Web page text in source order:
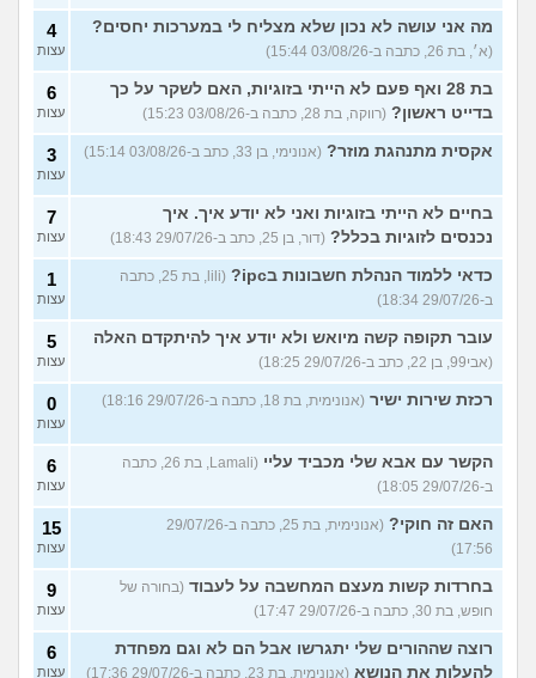
מה אני עושה לא נכון שלא מצליח לי במערכות יחסים?
(א׳, בת 26, כתבה ב-03/08/26 15:44)
4
עצות
בת 28 ואף פעם לא הייתי בזוגיות, האם לשקר על כך
בדייט ראשון? (רווקה, בת 28, כתבה ב-03/08/26 15:23)
6
עצות
אקסית מתנהגת מוזר? (אנונימי, בן 33, כתב ב-03/08/26 15:14) 3
עצות
בחיים לא הייתי בזוגיות ואני לא יודע איך. איך
נכנסים לזוגיות בכלל? (דור, בן 25, כתב ב-29/07/26 18:43)
7
עצות
כדאי ללמוד הנהלת חשבונות בipc?
(lili, בת 25, כתבה
ב-29/07/26 18:34)
1
עצות
עובר תקופה קשה מיואש ולא יודע איך להיתקדם האלה
(אבי99, בן 22, כתב ב-29/07/26 18:25)
5
עצות
רכזת שירות ישיר (אנונימית, בת 18, כתבה ב-29/07/26 18:16) 0
עצות
הקשר עם אבא שלי מכביד עליי
(Lamali, בת 26, כתבה
ב-29/07/26 18:05)
6
עצות
האם זה חוקי?
(אנונימית, בת 25, כתבה ב-29/07/26
17:56)
15
עצות
בחרדות קשות מעצם המחשבה על לעבוד (בחורה של
חופש, בת 30, כתבה ב-29/07/26 17:47)
9
עצות
רוצה שההורים שלי יתגרשו אבל הם לא וגם מפחדת
להעלות את הנושא (אנונימית, בת 23, כתבה ב-29/07/26 17:36)
6
עצות